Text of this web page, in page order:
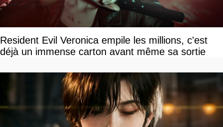
Resident Evil Veronica empile les millions, c'est
déjà un immense carton avant même sa sortie